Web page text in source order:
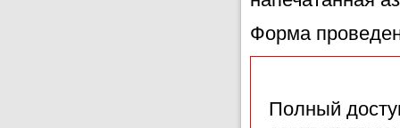
Форма
Полный